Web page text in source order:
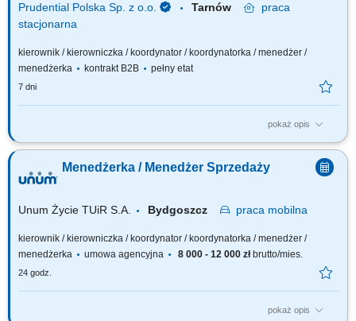
Prudential Polska Sp. z o.o. Tarnów
praca
stacjonarna
kierownik / kierowniczka / koordynator / koordynatorka / menedżer /
menedżerka
kontrakt B2B pełny etat
7 dni
pokaż opis
Twój zakres obowiązków: budowanie własnego biznesu opartego o
sprzedaż własną i współpracę z zespołem Konsultantów ds. Planowania
Finansowego, rekrutacja i wdrażanie nowych Konsultantów w Twoim
zespole, rozwijanie wiedzy produktowej i umiejętności sprzedażowych
Menedżerka / Menedżer Sprzedaży
Unum Życie TUiR S.A. Bydgoszcz praca mobilna
kierownik / kierowniczka / koordynator / koordynatorka / menedżer /
menedżerka
umowa agencyjna 8 000 - 12 000 złbrutto/mies.
24 godz.
pokaż opis